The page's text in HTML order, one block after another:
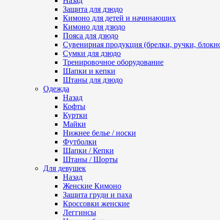
Защита для дзюдо
Кимоно для детей и начинающих
Кимоно для дзюдо
Пояса для дзюдо
Сувенирная продукция (брелки, ручки,
Сумки для дзюдо
Тренировочное оборудование
Шапки и кепки
Штаны для дзюдо
Одежда
Назад
Кофты
Куртки
Майки
Нижнее белье / носки
Футболки
Шапки / Кепки
Штаны / Шорты
Для девушек
Назад
Женские Кимоно
Защита груди и паха
Кроссовки женские
Леггинсы